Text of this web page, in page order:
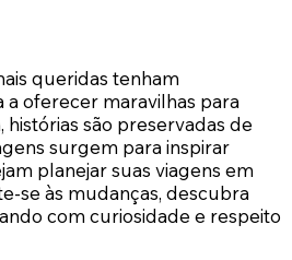
queridas tenham
oferecer maravilhas para
são preservadas de
surgem para inspirar
planejar suas viagens em
se às mudanças, descubra
com curiosidade e respeito